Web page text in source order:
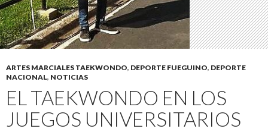
ARTES MARCIALES TAEKWONDO, DEPORTE FUEGUINO, DEPORTE
NACIONAL, NOTICIAS
EL TAEKWONDO EN LOS
JUEGOS UNIVERSITARIOS